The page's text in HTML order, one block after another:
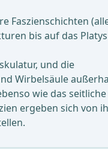
bis auf das
und die
Wirbelsäule
wie das
ergeben sich